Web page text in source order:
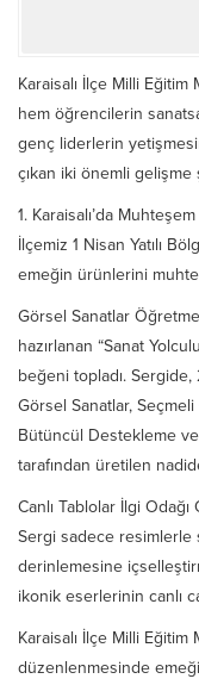
Karaisalı İlçe Milli
hem öğrencilerin
genç liderlerin
çıkan iki önemli gelişme
1. Karaisalı’da
İlçemiz 1 Nisan Yatılı
emeğin ürünlerini
Görsel Sanatlar
hazırlanan “Sanat
beğeni topladı.
Görsel Sanatlar,
Bütüncül Destekleme
tarafından üretilen
Canlı Tablolar İlgi Odağı
Sergi sadece resimlerle
derinlemesine
ikonik eserlerinin canlı
Karaisalı İlçe Milli
düzenlenmesinde